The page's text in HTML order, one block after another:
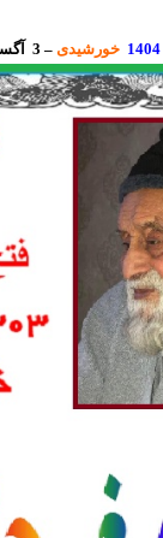
1404 خورشیدی – 3 آگست